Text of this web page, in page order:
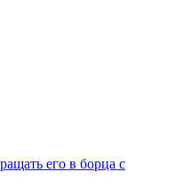
его в борца с